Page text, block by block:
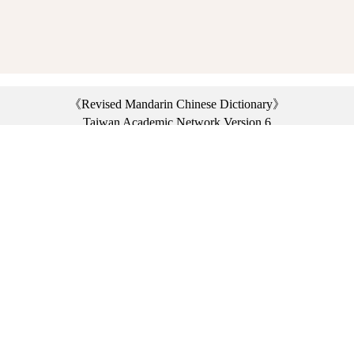
《Revised Mandarin Chinese Dictionary》
Taiwan Academic Network Version 6